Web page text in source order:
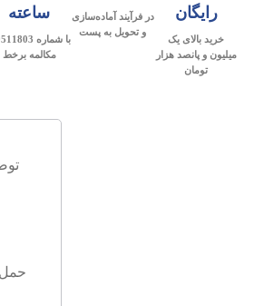
رایگان
خرید بالای یک
میلیون و پانصد هزار
تومان
در فرآیند آماده‌سازی
و تحویل به پست
ساعته
مکالمه برخط
حمل